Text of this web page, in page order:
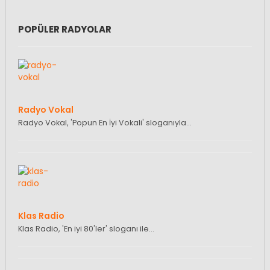
POPÜLER RADYOLAR
Radyo Vokal
Radyo Vokal, 'Popun En İyi Vokali' sloganıyla…
Klas Radio
Klas Radio, 'En iyi 80'ler' sloganı ile…